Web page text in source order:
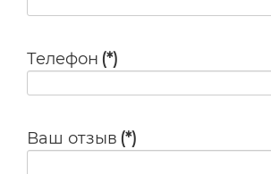
Телефон (*)
Ваш отзыв (*)